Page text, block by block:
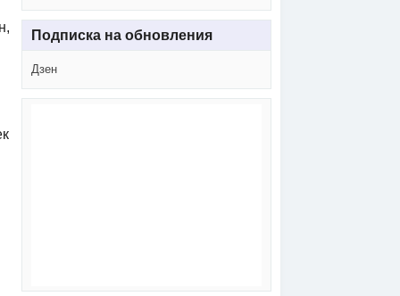
Подписка на обновления
Дзен